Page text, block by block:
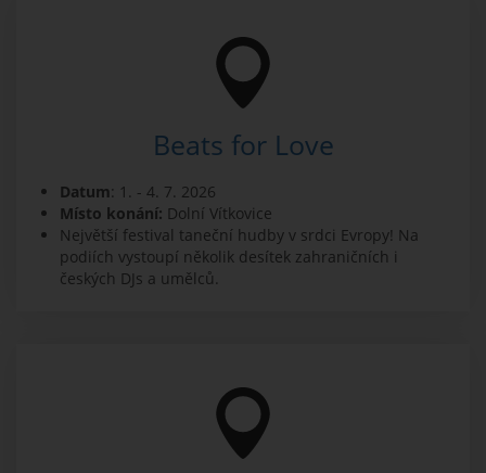
Beats for Love
Datum: 1. - 4. 7. 2026
Místo konání: Dolní Vítkovice
Největší festival taneční hudby v srdci Evropy! Na
podiích vystoupí několik desítek zahraničních i
českých DJs a umělců.